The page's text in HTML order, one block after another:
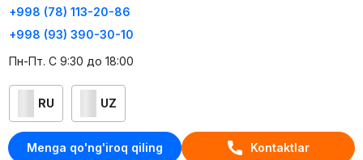
Menga qo'ng'iroq qiling Kontaktlar
+998 (78) 113-20-86
+998 (93) 390-30-10
Пн-Пт. С 9:30 до 18:00
RU UZ
Kontaktlar